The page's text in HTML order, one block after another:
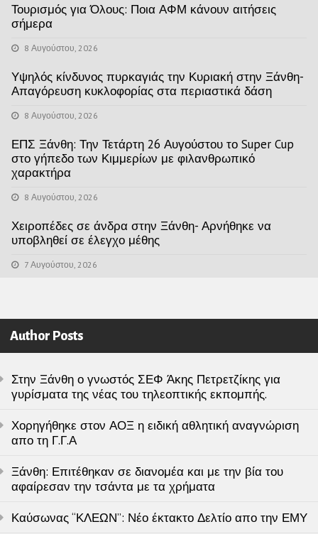
Τουρισμός για Όλους: Ποια ΑΦΜ κάνουν αιτήσεις
σήμερα
8 Αυγούστου, 2026
Υψηλός κίνδυνος πυρκαγιάς την Κυριακή στην Ξάνθη-
Απαγόρευση κυκλοφορίας στα περιαστικά δάση
8 Αυγούστου, 2026
ΕΠΣ Ξάνθη: Την Τετάρτη 26 Αυγούστου το Super Cup
στο γήπεδο των Κιμμερίων με φιλανθρωπικό
χαρακτήρα
8 Αυγούστου, 2026
Χειροπέδες σε άνδρα στην Ξάνθη- Αρνήθηκε να
υποβληθεί σε έλεγχο μέθης
7 Αυγούστου, 2026
Author Posts
Στην Ξάνθη ο γνωστός ΣΕΦ Άκης Πετρετζίκης για
γυρίσματα της νέας του τηλεοπτικής εκπομπής.
Χορηγήθηκε στον ΑΟΞ η ειδική αθλητική αναγνώριση
απο τη Γ.Γ.Α
Ξάνθη: Επιτέθηκαν σε διανομέα και με την βία του
αφαίρεσαν την τσάντα με τα χρήματα
Καύσωνας “ΚΛΕΩΝ”: Νέο έκτακτο Δελτίο απο την ΕΜΥ